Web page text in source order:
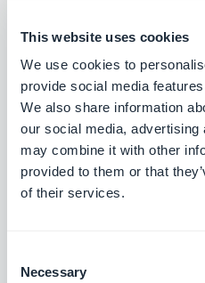
This website uses cookies
We use cookies to
provide social media
We also share information
our social media,
may combine it with other
provided to them or that
of their services.
Selection
Necessary
Estensioni